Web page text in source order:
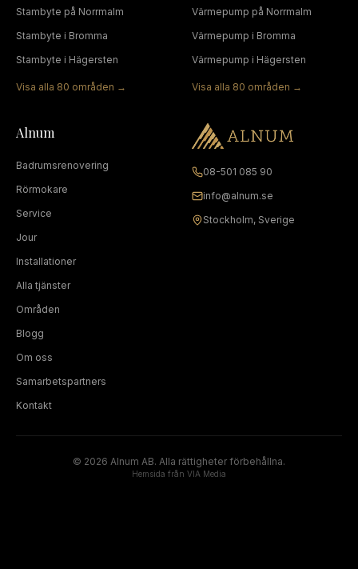
Stambyte på Norrmalm
Stambyte i Bromma
Stambyte i Hägersten
Visa alla 80 områden →
Värmepump på Norrmalm
Värmepump i Bromma
Värmepump i Hägersten
Visa alla 80 områden →
Alnum
Badrumsrenovering
Rörmokare
Service
Jour
Installationer
Alla tjänster
Områden
Blogg
Om oss
Samarbetspartners
Kontakt
08-501 085 90
info@alnum.se
Stockholm, Sverige
© 2026 Alnum AB. Alla rättigheter förbehållna.
Hemsida från VIA Media